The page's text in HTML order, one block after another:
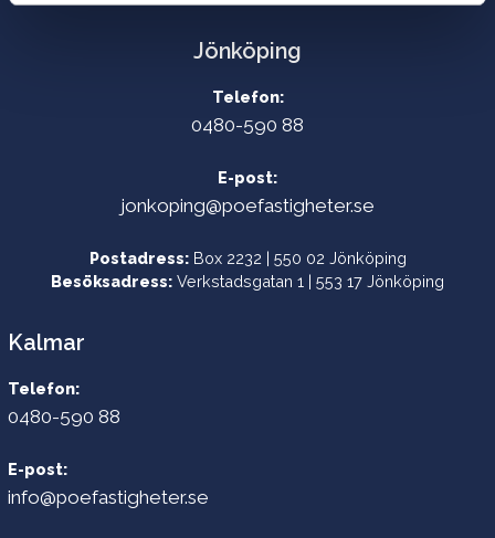
Kalmar
Telefon:
0480-590 88
E-post:
info@poefastigheter.se
Jönköping
Telefon:
0480-590 88
E-post:
jonkoping@poefastigheter.se
Postadress:Box 2232 | 550 02 Jönköping
Besöksadress: Verkstadsgatan 1 | 553 17 Jönköping